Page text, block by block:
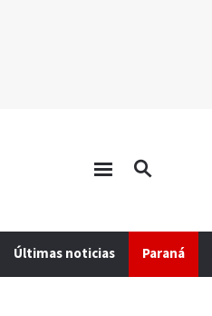
Últimas noticias Paraná